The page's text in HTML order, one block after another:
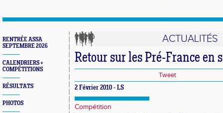
RENTRÉE ASSA
SEPTEMBRE 2026
CALENDRIERS +
COMPÉTITIONS
RÉSULTATS
PHOTOS
ACTUALITÉS
Retour sur les Pré-France en
Tweet
2 Février 2010 - LS
Compétition